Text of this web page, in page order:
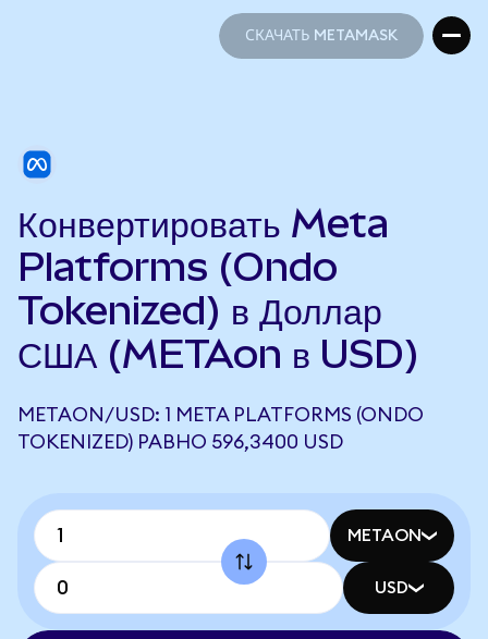
СКАЧАТЬ METAMASK
Конвертировать Meta
Platforms (Ondo
Tokenized) в Доллар
США (METAon в USD)
METAON/USD: 1 META PLATFORMS (ONDO
TOKENIZED) РАВНО 596,3400 USD
METAON
USD